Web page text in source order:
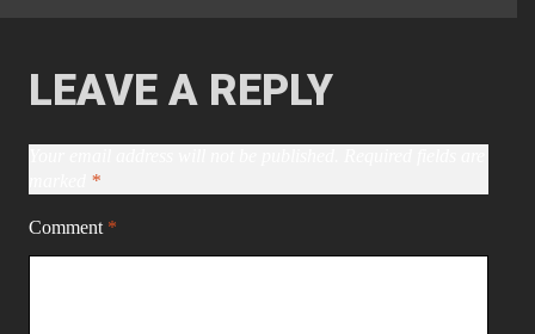
LEAVE A REPLY
*
Comment *